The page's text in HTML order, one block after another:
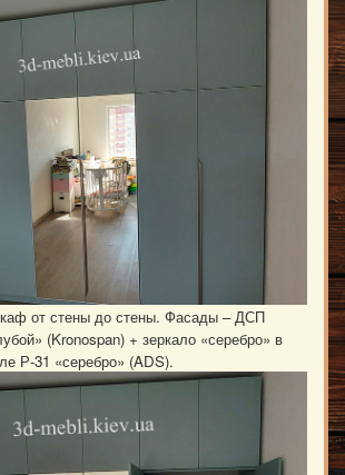
от стены до стены. Фасады – ДСП
(Kronospan) + зеркало «серебро» в
Р-31 «серебро» (ADS).